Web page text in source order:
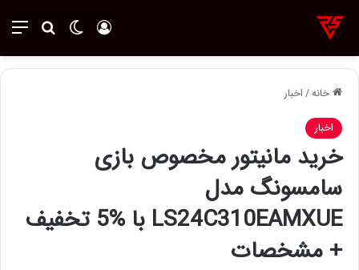
تغییر پوسته ورود
خانه/اخبار
اخبار
خرید مانیتور مخصوص بازی
سامسونگ مدل
LS24C310EAMXUE با %5 تخفیف
+ مشخصات